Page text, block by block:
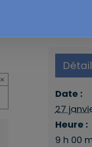
×
Date :
27
Heure :
9 h 00